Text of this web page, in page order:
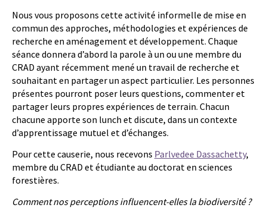
Nous vous proposons cette activité informelle de mise en
commun des approches, méthodologies et expériences de
recherche en aménagement et développement. Chaque
séance donnera d’abord la parole à un ou une membre du
CRAD ayant récemment mené un travail de recherche et
souhaitant en partager un aspect particulier. Les personnes
présentes pourront poser leurs questions, commenter et
partager leurs propres expériences de terrain. Chacun
chacune apporte son lunch et discute, dans un contexte
d’apprentissage mutuel et d’échanges.
Pour cette causerie, nous recevons Parlvedee Dassachetty,
membre du CRAD et étudiante au doctorat en sciences
forestières.
Comment nos perceptions influencent-elles la biodiversité ?